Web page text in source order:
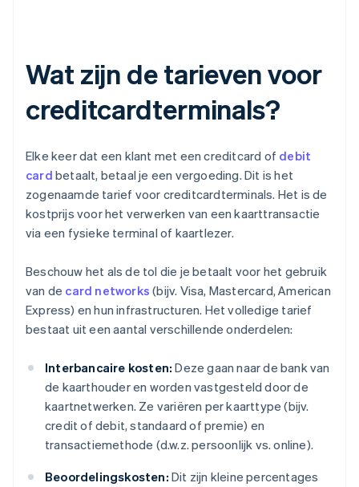
Wat zijn de tarieven voor
creditcardterminals?
Elke keer dat een klant met een creditcard of debit
card betaalt, betaal je een vergoeding. Dit is het
zogenaamde tarief voor creditcardterminals. Het is de
kostprijs voor het verwerken van een kaarttransactie
via een fysieke terminal of kaartlezer.
Beschouw het als de tol die je betaalt voor het gebruik
van de card networks (bijv. Visa, Mastercard, American
Express) en hun infrastructuren. Het volledige tarief
bestaat uit een aantal verschillende onderdelen:
Interbancaire kosten: Deze gaan naar de bank van
de kaarthouder en worden vastgesteld door de
kaartnetwerken. Ze variëren per kaarttype (bijv.
credit of debit, standaard of premie) en
transactiemethode (d.w.z. persoonlijk vs. online).
Beoordelingskosten: Dit zijn kleine percentages